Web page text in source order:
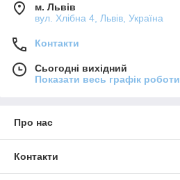
м. Львів
вул. Хлібна 4, Львів, Україна
Контакти
Сьогодні вихідний
Показати весь графік роботи
Про нас
Контакти